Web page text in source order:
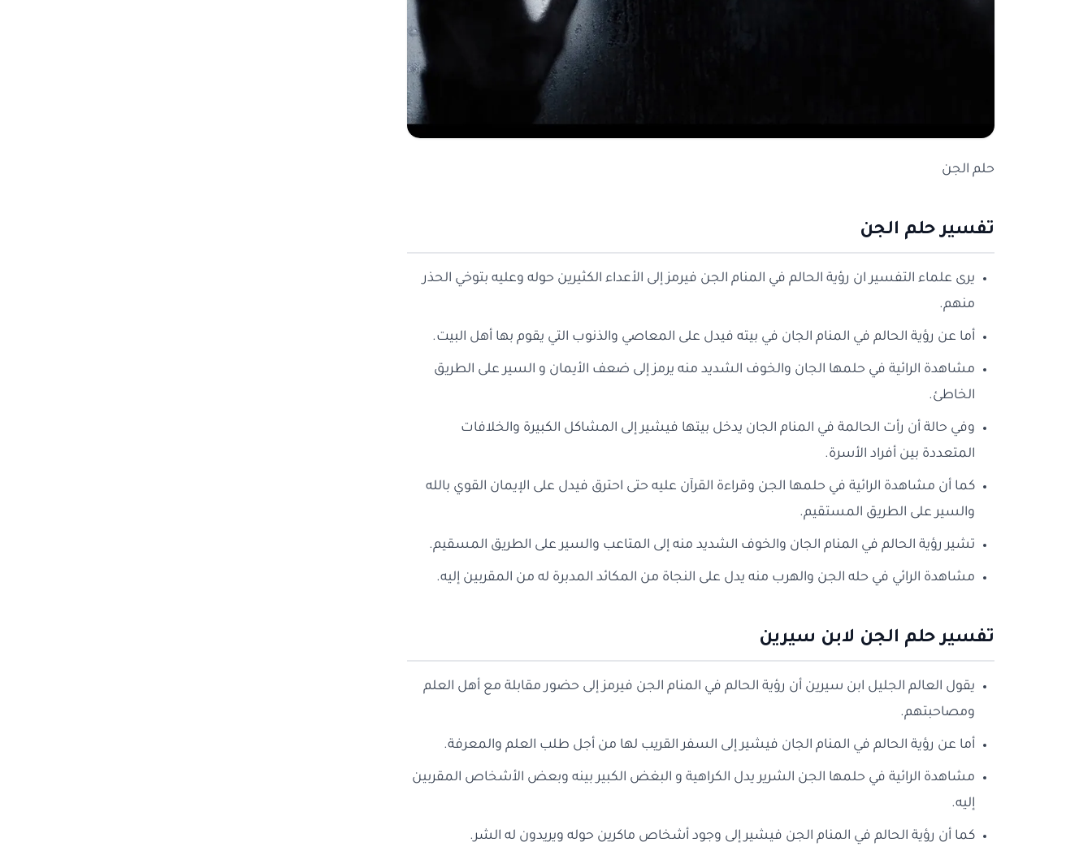
حلم الجن
تفسير حلم الجن
يرى علماء التفسير ان رؤية الحالم في المنام الجن فيرمز إلى الأعداء الكثيرين حوله وعليه بتوخي الحذر
منهم.
أما عن رؤية الحالم في المنام الجان في بيته فيدل على المعاصي والذنوب التي يقوم بها أهل البيت.
مشاهدة الرائية في حلمها الجان والخوف الشديد منه يرمز إلى ضعف الأيمان و السير على الطريق
الخاطئ.
وفي حالة أن رأت الحالمة في المنام الجان يدخل بيتها فيشير إلى المشاكل الكبيرة والخلافات
المتعددة بين أفراد الأسرة.
كما أن مشاهدة الرائية في حلمها الجن وقراءة القرآن عليه حتى احترق فيدل على الإيمان القوي بالله
والسير على الطريق المستقيم.
تشير رؤية الحالم في المنام الجان والخوف الشديد منه إلى المتاعب والسير على الطريق المسقيم.
مشاهدة الرائي في حله الجن والهرب منه يدل على النجاة من المكائد المدبرة له من المقربين إليه.
تفسير حلم الجن لابن سيرين
يقول العالم الجليل ابن سيرين أن رؤية الحالم في المنام الجن فيرمز إلى حضور مقابلة مع أهل العلم
ومصاحبتهم.
أما عن رؤية الحالم في المنام الجان فيشير إلى السفر القريب لها من أجل طلب العلم والمعرفة.
مشاهدة الرائية في حلمها الجن الشرير يدل الكراهية و البغض الكبير بينه وبعض الأشخاص المقربين
إليه.
كما أن رؤية الحالم في المنام الجن فيشير إلى وجود أشخاص ماكرين حوله ويريدون له الشر.